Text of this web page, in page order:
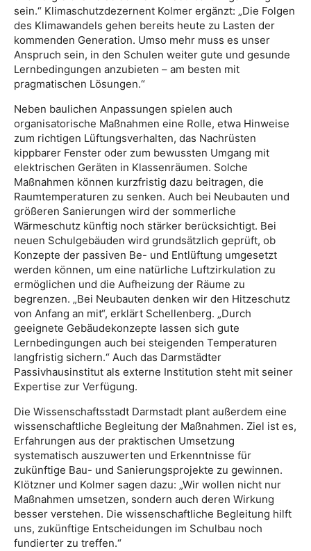
sein.“ Klimaschutzdezernent Kolmer ergänzt: „Die Folgen
des Klimawandels gehen bereits heute zu Lasten der
kommenden Generation. Umso mehr muss es unser
Anspruch sein, in den Schulen weiter gute und gesunde
Lernbedingungen anzubieten – am besten mit
pragmatischen Lösungen.“
Neben baulichen Anpassungen spielen auch
organisatorische Maßnahmen eine Rolle, etwa Hinweise
zum richtigen Lüftungsverhalten, das Nachrüsten
kippbarer Fenster oder zum bewussten Umgang mit
elektrischen Geräten in Klassenräumen. Solche
Maßnahmen können kurzfristig dazu beitragen, die
Raumtemperaturen zu senken. Auch bei Neubauten und
größeren Sanierungen wird der sommerliche
Wärmeschutz künftig noch stärker berücksichtigt. Bei
neuen Schulgebäuden wird grundsätzlich geprüft, ob
Konzepte der passiven Be- und Entlüftung umgesetzt
werden können, um eine natürliche Luftzirkulation zu
ermöglichen und die Aufheizung der Räume zu
begrenzen. „Bei Neubauten denken wir den Hitzeschutz
von Anfang an mit“, erklärt Schellenberg. „Durch
geeignete Gebäudekonzepte lassen sich gute
Lernbedingungen auch bei steigenden Temperaturen
langfristig sichern.“ Auch das Darmstädter
Passivhausinstitut als externe Institution steht mit seiner
Expertise zur Verfügung.
Die Wissenschaftsstadt Darmstadt plant außerdem eine
wissenschaftliche Begleitung der Maßnahmen. Ziel ist es,
Erfahrungen aus der praktischen Umsetzung
systematisch auszuwerten und Erkenntnisse für
zukünftige Bau- und Sanierungsprojekte zu gewinnen.
Klötzner und Kolmer sagen dazu: „Wir wollen nicht nur
Maßnahmen umsetzen, sondern auch deren Wirkung
besser verstehen. Die wissenschaftliche Begleitung hilft
uns, zukünftige Entscheidungen im Schulbau noch
fundierter zu treffen.“